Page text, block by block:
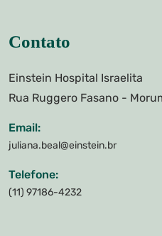
Contato
Einstein Hospital Israelita
Rua Ruggero Fasano -
Email:
juliana.beal@einstein.br
Telefone:
(11) 97186-4232